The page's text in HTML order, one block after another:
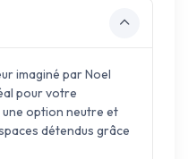
imaginé par Noel
pour votre
option neutre et
détendus grâce